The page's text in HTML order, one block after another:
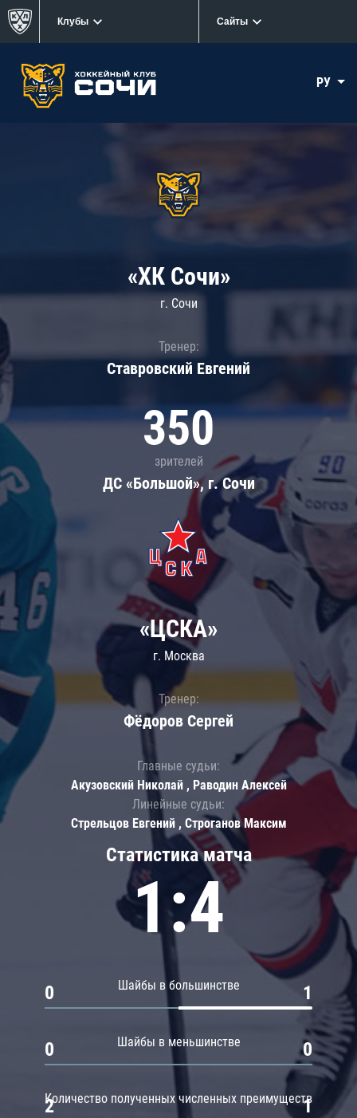
Клубы Сайты
РУ
«ХК Сочи»
г. Сочи
Тренер:
Ставровский Евгений
350
зрителей
ДС «Большой», г. Сочи
Статистика матча
1:4
Шайбы в большинстве
0 1
Шайбы в меньшинстве
0 0
Количество полученных численных преимуществ
2 1
«ЦСКА»
г. Москва
Тренер:
Фёдоров Сергей
Главные судьи:
Акузовский Николай , Раводин Алексей
Линейные судьи:
Стрельцов Евгений , Строганов Максим